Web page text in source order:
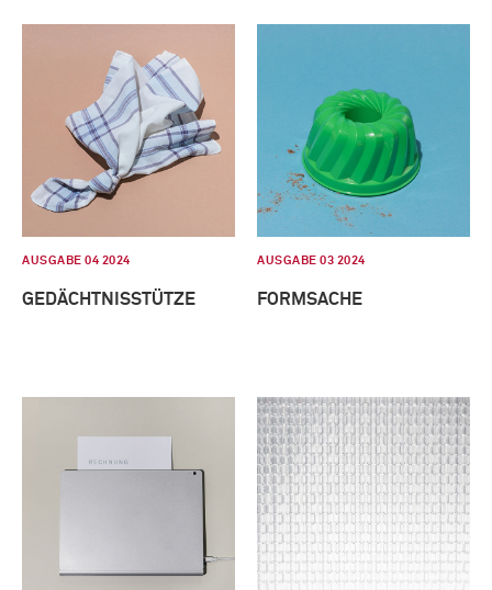
AUSGABE 04 2024
GEDÄCHTNISSTÜTZE
AUSGABE 03 2024
FORMSACHE